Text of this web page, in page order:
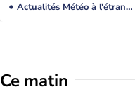
Actualités Météo à l'étranger
Ce matin